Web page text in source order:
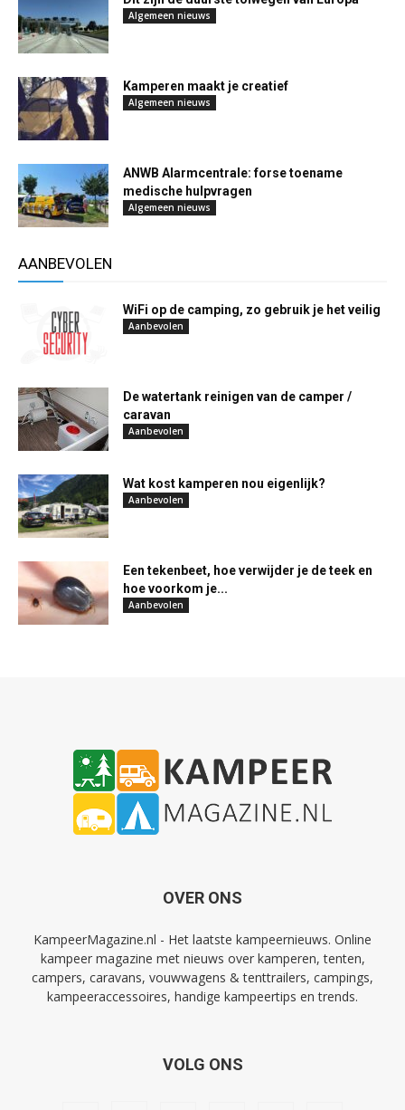
Algemeen nieuws
Kamperen maakt je creatief
Algemeen nieuws
ANWB Alarmcentrale: forse toename
medische hulpvragen
Algemeen nieuws
AANBEVOLEN
WiFi op de camping, zo gebruik je het veilig
Aanbevolen
De watertank reinigen van de camper /
caravan
Aanbevolen
Wat kost kamperen nou eigenlijk?
Aanbevolen
Een tekenbeet, hoe verwijder je de teek en
hoe voorkom je...
Aanbevolen
OVER ONS
KampeerMagazine.nl - Het laatste kampeernieuws. Online
kampeer magazine met nieuws over kamperen, tenten,
campers, caravans, vouwwagens & tenttrailers, campings,
kampeeraccessoires, handige kampeertips en trends.
VOLG ONS